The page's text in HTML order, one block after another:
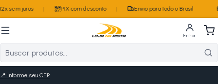
sem juros PIX com desconto Envio para todo o Brasil
Entrar
📍 Informe seu CEP